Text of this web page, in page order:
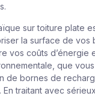
sur toiture plate
la surface de vos
vos coûts d’énergie
que
de bornes de
. En traitant avec